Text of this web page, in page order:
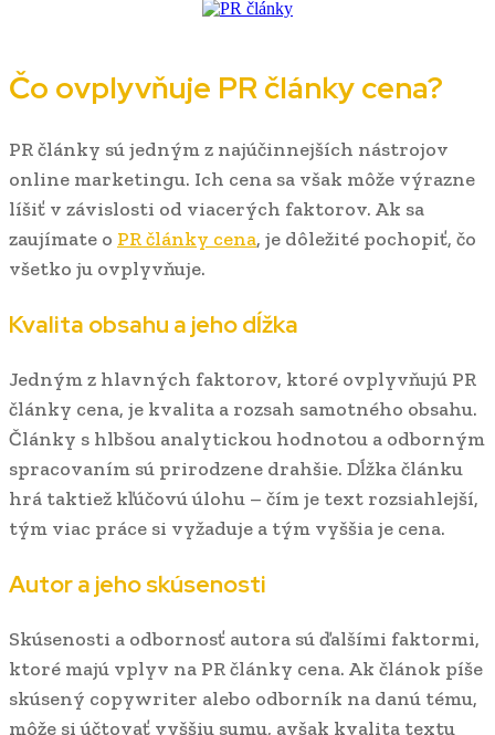
Čo ovplyvňuje PR články cena?
PR články sú jedným z najúčinnejších nástrojov
online marketingu. Ich cena sa však môže výrazne
líšiť v závislosti od viacerých faktorov. Ak sa
zaujímate o PR články cena, je dôležité pochopiť, čo
všetko ju ovplyvňuje.
Kvalita obsahu a jeho dĺžka
Jedným z hlavných faktorov, ktoré ovplyvňujú PR
články cena, je kvalita a rozsah samotného obsahu.
Články s hlbšou analytickou hodnotou a odborným
spracovaním sú prirodzene drahšie. Dĺžka článku
hrá taktiež kľúčovú úlohu – čím je text rozsiahlejší,
tým viac práce si vyžaduje a tým vyššia je cena.
Autor a jeho skúsenosti
Skúsenosti a odbornosť autora sú ďalšími faktormi,
ktoré majú vplyv na PR články cena. Ak článok píše
skúsený copywriter alebo odborník na danú tému,
môže si účtovať vyššiu sumu, avšak kvalita textu